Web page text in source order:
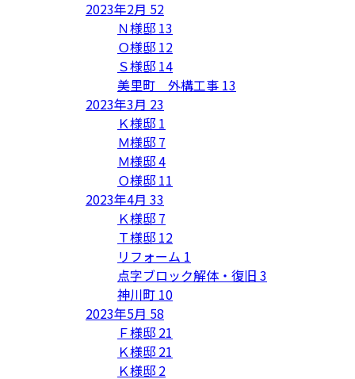
2023年2月 52
Ｎ様邸 13
Ｏ様邸 12
Ｓ様邸 14
美里町 外構工事 13
2023年3月 23
Ｋ様邸 1
Ｍ様邸 7
Ｍ様邸4
Ｏ様邸 11
2023年4月 33
Ｋ様邸 7
Ｔ様邸 12
リフォーム 1
点字ブロック解体・復旧 3
神川町 10
2023年5月 58
Ｆ様邸 21
Ｋ様邸 21
Ｋ様邸 2